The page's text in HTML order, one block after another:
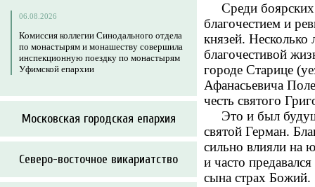
06.08.2026
Комиссия коллегии Синодального отдела
по монастырям и монашеству совершила
инспекционную поездку по монастырям
Уфимской епархии
Московская городская епархия
Северо-восточное викариатство
Среди боярских
благочестием и
князей. Несколько
благочестивой
городе Старице
Афанасьевича
честь святого
Это и был
святой Герман.
сильно влияли на
и часто
сына страх Божий.